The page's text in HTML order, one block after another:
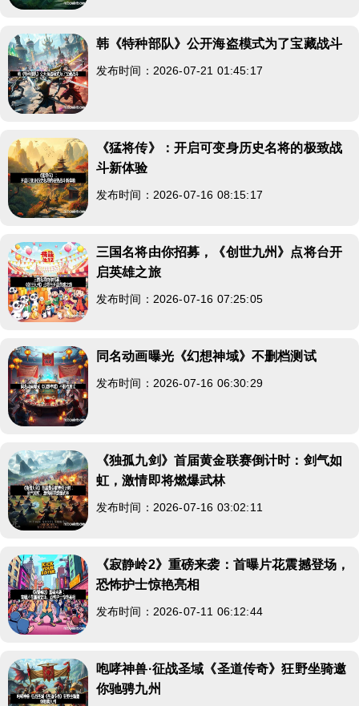
韩《特种部队》公开海盗模式为了宝藏战斗
发布时间：2026-07-21 01:45:17
《猛将传》：开启可变身历史名将的极致战
斗新体验
发布时间：2026-07-16 08:15:17
三国名将由你招募，《创世九州》点将台开
启英雄之旅
发布时间：2026-07-16 07:25:05
同名动画曝光《幻想神域》不删档测试
发布时间：2026-07-16 06:30:29
《独孤九剑》首届黄金联赛倒计时：剑气如
虹，激情即将燃爆武林
发布时间：2026-07-16 03:02:11
《寂静岭2》重磅来袭：首曝片花震撼登场，
恐怖护士惊艳亮相
发布时间：2026-07-11 06:12:44
咆哮神兽·征战圣域《圣道传奇》狂野坐骑邀
你驰骋九州